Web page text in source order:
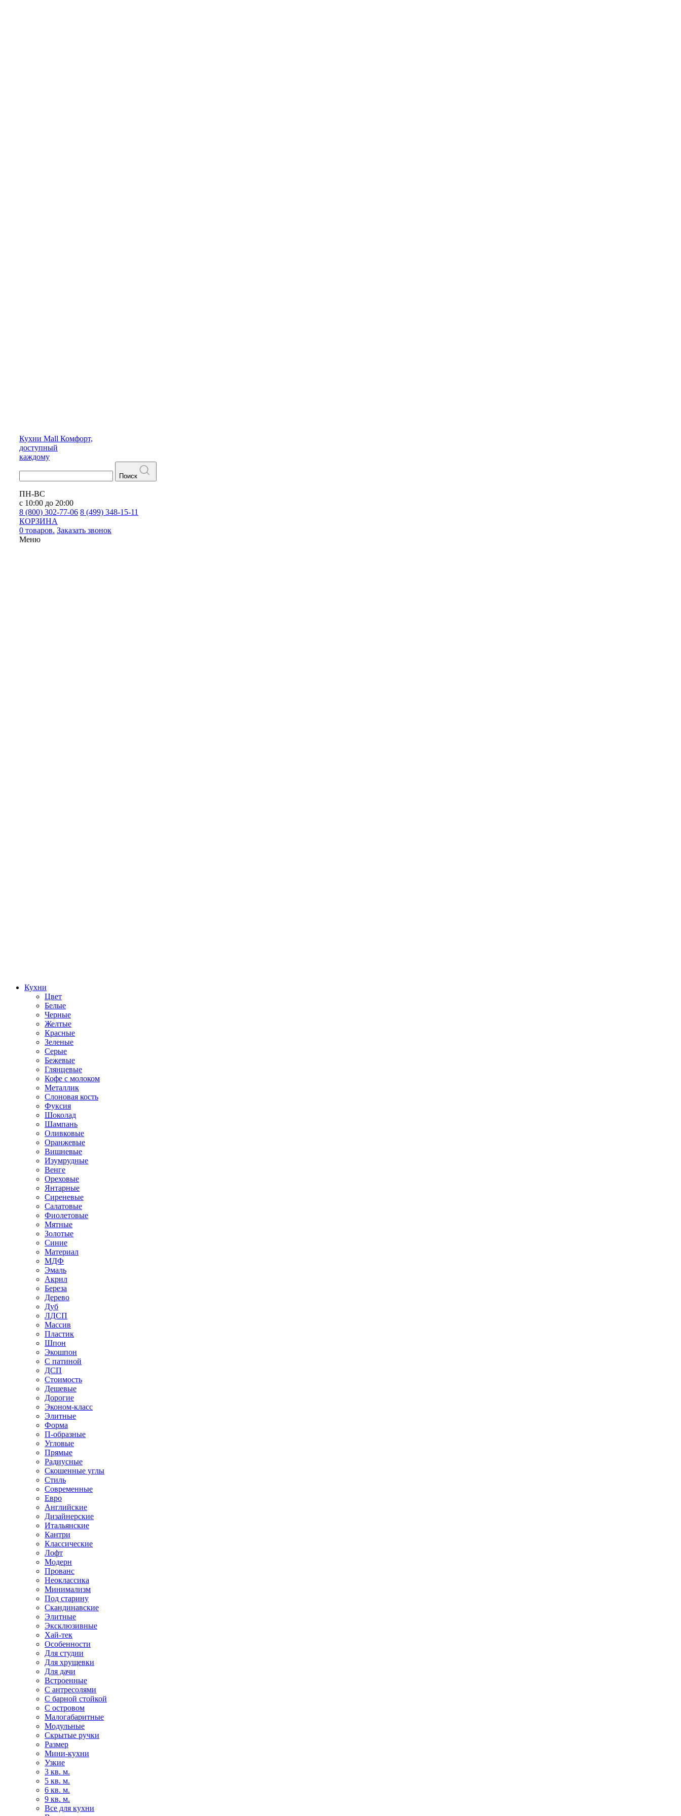
Кухни Mall Комфорт,
доступный
каждому
Поиск
ПН-ВС
с 10:00 до 20:00
8 (800) 302-77-06 8 (499) 348-15-11
КОРЗИНА
0 товаров. Заказать звонок
Меню
Кухни
Цвет
Белые
Черные
Желтые
Красные
Зеленые
Серые
Бежевые
Глянцевые
Кофе с молоком
Металлик
Слоновая кость
Фуксия
Шоколад
Шампань
Оливковые
Оранжевые
Вишневые
Изумрудные
Венге
Ореховые
Янтарные
Сиреневые
Салатовые
Фиолетовые
Мятные
Золотые
Синие
Материал
МДФ
Эмаль
Акрил
Береза
Дерево
Дуб
ЛДСП
Массив
Пластик
Шпон
Экошпон
С патиной
ДСП
Стоимость
Дешевые
Дорогие
Эконом-класс
Элитные
Форма
П-образные
Угловые
Прямые
Радиусные
Скошенные углы
Стиль
Современные
Евро
Английские
Дизайнерские
Итальянские
Кантри
Классические
Лофт
Модерн
Прованс
Неоклассика
Минимализм
Под старину
Скандинавские
Элитные
Эксклюзивные
Хай-тек
Особенности
Для студии
Для хрущевки
Для дачи
Встроенные
С антресолями
С барной стойкой
С островом
Малогабаритные
Модульные
Скрытые ручки
Размер
Мини-кухни
Узкие
3 кв. м.
5 кв. м.
6 кв. м.
9 кв. м.
Все для кухни